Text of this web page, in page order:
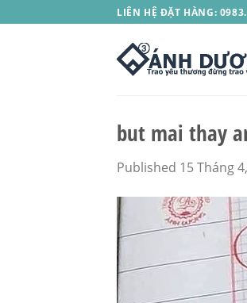
to
LIÊN HỆ ĐẶT HÀNG:
but mai thay
Published 15 Tháng